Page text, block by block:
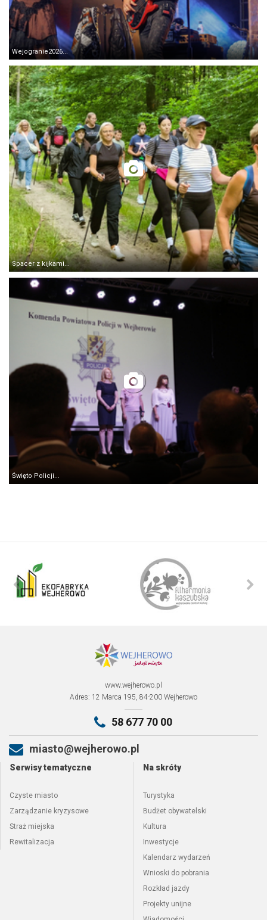
Wejogranie2026...
Spacer z kijkami...
Święto Policji...
www.wejherowo.pl
Adres: 12 Marca 195, 84-200 Wejherowo
58 677 70 00
miasto@wejherowo.pl
Serwisy tematyczne
Czyste miasto
Zarządzanie kryzysowe
Straż miejska
Rewitalizacja
Na skróty
Turystyka
Budżet obywatelski
Kultura
Inwestycje
Kalendarz wydarzeń
Wnioski do pobrania
Rozkład jazdy
Projekty unijne